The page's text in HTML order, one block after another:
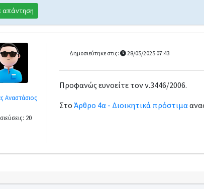
απάντηση
Αναστάσιος
20
Δημοσιεύτηκε στις: 28/05/2025 07:43
Προφανώς ευνοείτε τον ν.3446/2006.
Στο Άρθρο 4α - Διοικητικά πρόστιμα